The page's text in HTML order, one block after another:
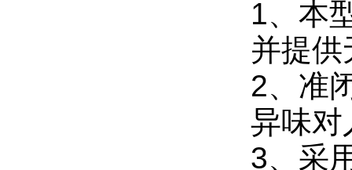
1、本
并提
2、准
异味对
3、采